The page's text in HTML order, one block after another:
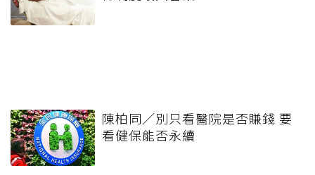
陳柏同／別只看醫院是否賺錢 要
看健保能否永續